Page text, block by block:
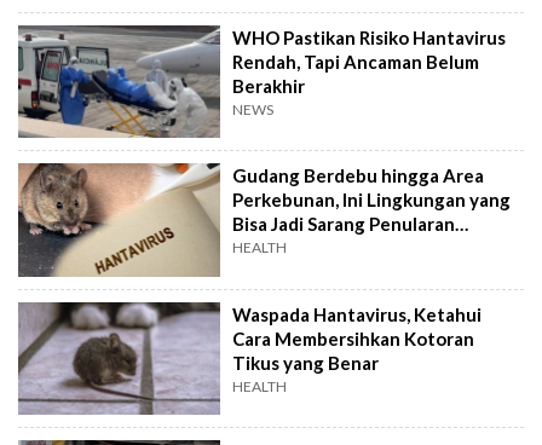
WHO Pastikan Risiko Hantavirus
Rendah, Tapi Ancaman Belum
Berakhir
NEWS
Gudang Berdebu hingga Area
Perkebunan, Ini Lingkungan yang
Bisa Jadi Sarang Penularan
Hantavirus
HEALTH
Waspada Hantavirus, Ketahui
Cara Membersihkan Kotoran
Tikus yang Benar
HEALTH